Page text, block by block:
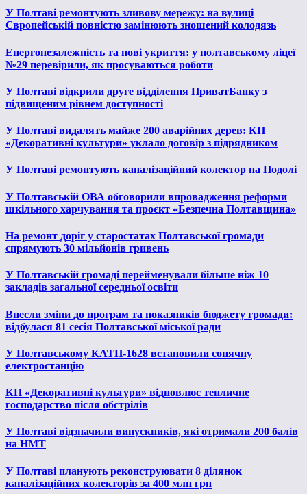
У Полтаві ремонтують зливову мережу: на вулиці
Європейській повністю замінюють зношений колодязь
Енергонезалежність та нові укриття: у полтавському ліцеї
№29 перевірили, як просуваються роботи
У Полтаві відкрили друге відділення ПриватБанку з
підвищеним рівнем доступності
У Полтаві видалять майже 200 аварійних дерев: КП
«Декоративні культури» уклало договір з підрядником
У Полтаві ремонтують каналізаційний колектор на Подолі
У Полтавській ОВА обговорили впровадження реформи
шкільного харчування та проєкт «Безпечна Полтавщина»
На ремонт доріг у старостатах Полтавської громади
спрямують 30 мільйонів гривень
У Полтавській громаді перейменували більше ніж 10
закладів загальної середньої освіти
Внесли зміни до програм та показників бюджету громади:
відбулася 81 сесія Полтавської міської ради
У Полтавському КАТП-1628 встановили сонячну
електростанцію
КП «Декоративні культури» відновлює тепличне
господарство після обстрілів
У Полтаві відзначили випускників, які отримали 200 балів
на НМТ
У Полтаві планують реконструювати 8 ділянок
каналізаційних колекторів за 400 млн грн